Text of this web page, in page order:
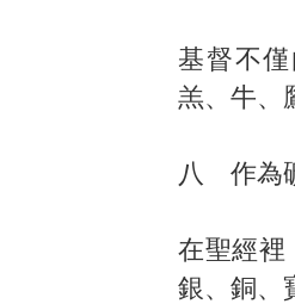
基督不
羔、牛、
八 作為
在聖經裡
銀、銅、